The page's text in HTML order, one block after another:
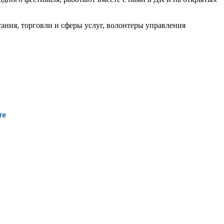
торговли и сферы услуг, волонтеры управления